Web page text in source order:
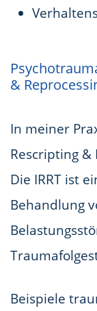
&
In meiner
Rescripting &
Die IRRT ist
Behandlung
Beispiele